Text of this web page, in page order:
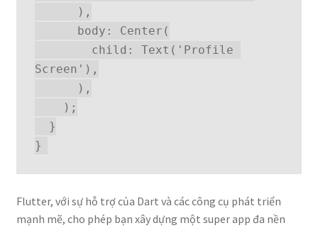
      ),
      body: Center(
Screen'),
      ),
    );
  }
}
Flutter, với sự hỗ trợ của Dart và các công cụ phát triển
mạnh mẽ, cho phép bạn xây dựng một super app đa nền